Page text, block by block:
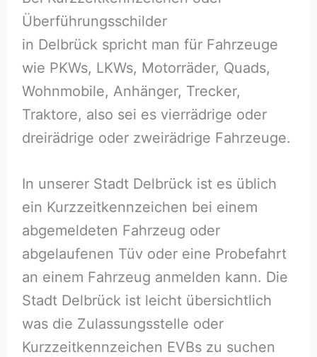
Überführungsschilder
in Delbrück spricht man für Fahrzeuge
wie PKWs, LKWs, Motorräder, Quads,
Wohnmobile, Anhänger, Trecker,
Traktore, also sei es vierrädrige oder
dreirädrige oder zweirädrige Fahrzeuge.
In unserer Stadt Delbrück ist es üblich
ein Kurzzeitkennzeichen bei einem
abgemeldeten Fahrzeug oder
abgelaufenen Tüv oder eine Probefahrt
an einem Fahrzeug anmelden kann. Die
Stadt Delbrück ist leicht übersichtlich
was die Zulassungsstelle oder
Kurzzeitkennzeichen EVBs zu suchen